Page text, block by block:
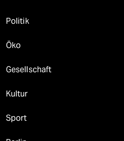
Politik
Öko
Gesellschaft
Kultur
Sport